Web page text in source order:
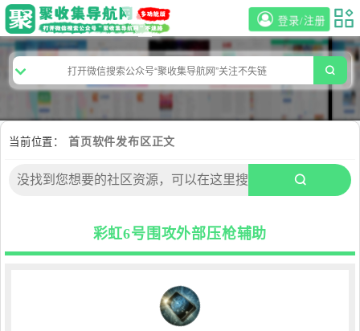
登录/注册
当前位置： 首页软件发布区正文
彩虹6号围攻外部压枪辅助